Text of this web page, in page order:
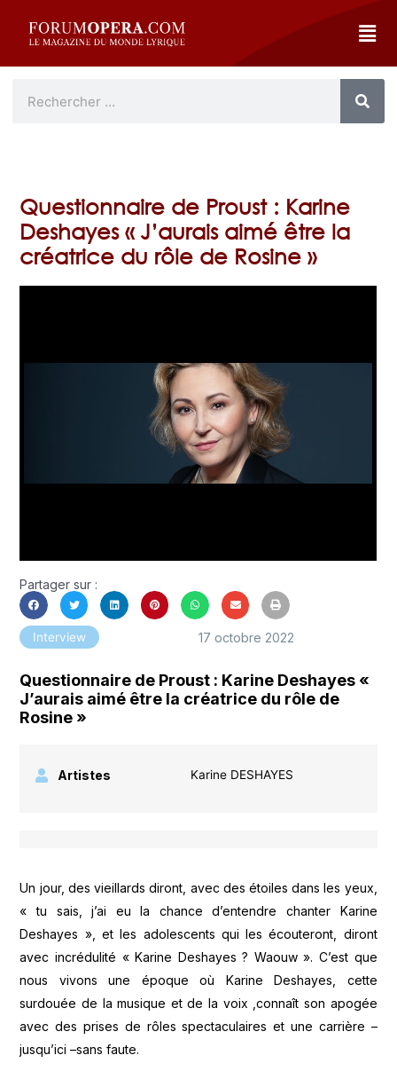
Questionnaire de Proust : Karine
Deshayes « J’aurais aimé être la
créatrice du rôle de Rosine »
Partager sur :
Interview 17 octobre 2022
Questionnaire de Proust : Karine Deshayes «
J’aurais aimé être la créatrice du rôle de
Rosine »
Artistes Karine DESHAYES
Un jour, des vieillards diront, avec des étoiles dans les yeux,
« tu sais, j’ai eu la chance d’entendre chanter Karine
Deshayes », et les adolescents qui les écouteront, diront
avec incrédulité « Karine Deshayes ? Waouw ». C’est que
nous vivons une époque où Karine Deshayes, cette
surdouée de la musique et de la voix ,connaît son apogée
avec des prises de rôles spectaculaires et une carrière –
jusqu’ici –sans faute.